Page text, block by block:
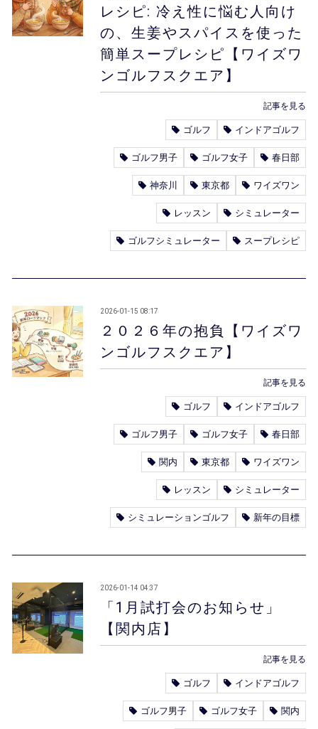
レシピ: 冷え性に悩む人向け
の、生姜やスパイスを使った
簡単スープレシピ【ワイズワ
ンゴルフスクエア】
記事を見る
ゴルフ インドアゴルフ
ゴルフ男子 ゴルフ女子 春日部
神奈川 東京都 ワイズワン
レッスン シミュレーター
ゴルフシミュレーター スープレシピ
２０２６年の抱負【ワイズワ
ンゴルフスクエア】
2026-01-15 08:17
記事を見る
ゴルフ インドアゴルフ
ゴルフ男子 ゴルフ女子 春日部
関内 東京都 ワイズワン
レッスン シミュレーター
シミュレーションゴルフ 新年の目標
「1月試打会のお知らせ」
【関内店】
2026-01-14 04:37
記事を見る
ゴルフ インドアゴルフ
ゴルフ男子 ゴルフ女子 関内